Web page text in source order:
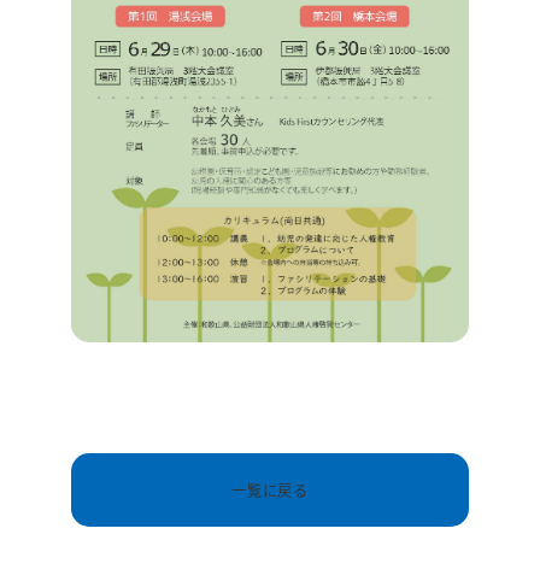
一覧に戻る